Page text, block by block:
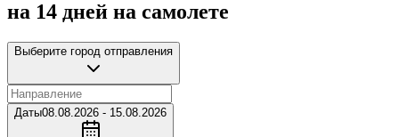
на 14 дней на самолете
Выберите город отправления
Даты08.08.2026 - 15.08.2026